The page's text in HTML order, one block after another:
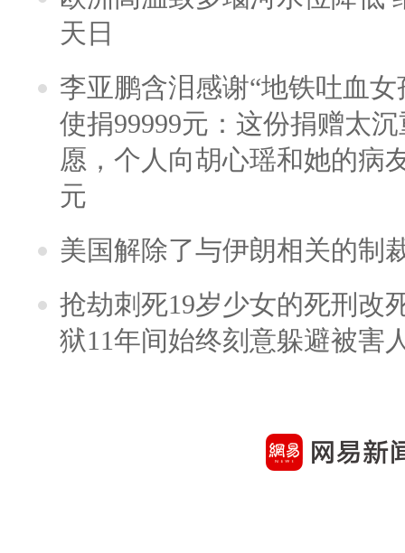
天日
李亚鹏含泪感谢“地铁吐血
使捐99999元：这份捐赠太
愿，个人向胡心瑶和她的病
元
美国解除了与伊朗相关的制
抢劫刺死19岁少女的死刑改
狱11年间始终刻意躲避被害